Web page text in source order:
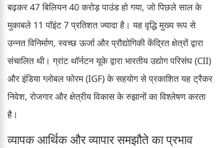
बढ़कर 47 बिलियन 40 करोड़ पाउंड हो गया, जो पिछले साल के
मुकाबले 11 पॉइंट 7 प्रतिशत ज्यादा है। यह वृद्धि मुख्य रूप से
उन्नत विनिर्माण, स्वच्छ ऊर्जा और प्रौद्योगिकी केंद्रित क्षेत्रों द्वारा
संचालित थी। ग्रांट थॉर्नटन यूके द्वारा भारतीय उद्योग परिसंघ (CII)
और इंडिया ग्लोबल फोरम (IGF) के सहयोग से प्रकाशित यह ट्रैकर
निवेश, रोजगार और क्षेत्रीय विकास के रुझानों का विश्लेषण करता
है।
व्यापक आर्थिक और व्यापार समझौते का प्रभाव